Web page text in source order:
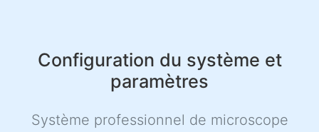
Configuration du système et
paramètres
Système professionnel de microscope